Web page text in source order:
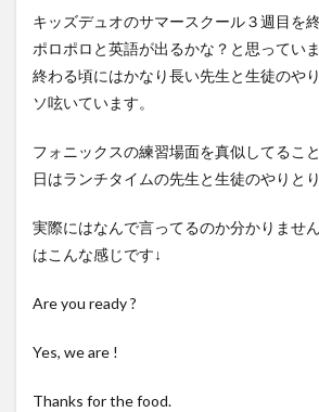
キッズデュオのサマースクール３週目を
ポロポロと英語が出るかな？と思ってい
終わる頃にはかなり長い先生と生徒のや
ソ呟いています。
フォニックスの練習場面を真似してるこ
日はランチタイムの先生と生徒のやりと
実際にはなんで言ってるのか分かりませ
はこんな感じです↓
Are you ready ?
Yes, we are !
Thanks for the food.